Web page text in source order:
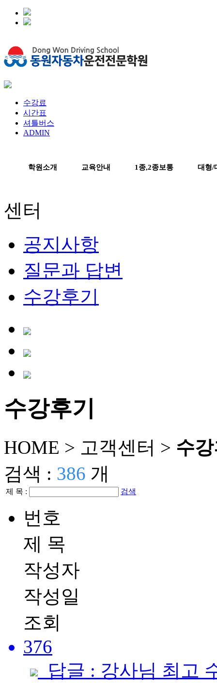
수강료
시간표
셔틀버스
ADMIN
학원소개 교육안내 1종,2종보통 대형/
센터
공지사항
질문과 답변
수강후기
수강후기
HOME > 고객센터 > 수
검색 : 386 개
제 목 : 검색
번호
제 목
작성자
작성일
조회
376
답글 : 강사님 최고